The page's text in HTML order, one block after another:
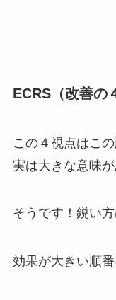
ECRS（改善の
この４視点はこ
実は大きな意味
そうです！鋭い
効果が大きい順